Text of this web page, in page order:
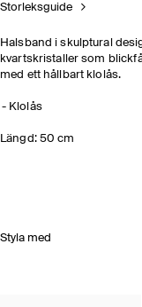
Storleksguide
Halsband i skulptural
kvartskristaller som
med ett hållbart klolås.
Klolås
Längd: 50 cm
Styla med